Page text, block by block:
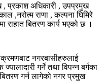
, प्रकाश अधिकारी , उपप्रमुख
,नरोत्म राणा , कल्पना घिमिरे
राहात बितरण कार्य भएको छ ।
नगरबासीहरुलाई
गर्ने तथा विपन्न बर्गका
गर्न लागेको नगर प्रमुख